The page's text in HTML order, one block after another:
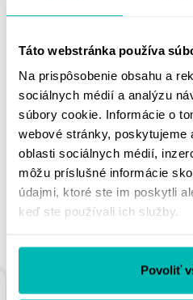
Táto webstránka používa
Na prispôsobenie obsahu a
sociálnych médií a analýzu
súbory cookie. Informácie o
webové stránky, poskytujeme
oblasti sociálnych médií,
môžu príslušné informácie
údajmi, ktoré ste im poskytli
keď ste používali ich služby.
Povoliť
MOHLO